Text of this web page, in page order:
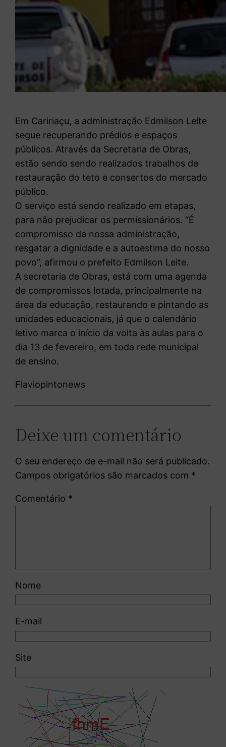
Em Caririaçu, a administração Edmilson Leite
segue recuperando prédios e espaços
públicos. Através da Secretaria de Obras,
estão sendo sendo realizados trabalhos de
restauração do teto e consertos do mercado
público.
O serviço está sendo realizado em etapas,
para não prejudicar os permissionários. “É
compromisso da nossa administração,
resgatar a dignidade e a autoestima do nosso
povo”, afirmou o prefeito Edmilson Leite.
A secretaria de Obras, está com uma agenda
de compromissos lotada, principalmente na
área da educação, restaurando e pintando as
unidades educacionais, já que o calendário
letivo marca o início da volta às aulas para o
dia 13 de fevereiro, em toda rede municipal
de ensino.
Flaviopintonews
Deixe um comentário
O seu endereço de e-mail não será publicado.
Campos obrigatórios são marcados com *
Comentário *
Nome
E-mail
Site